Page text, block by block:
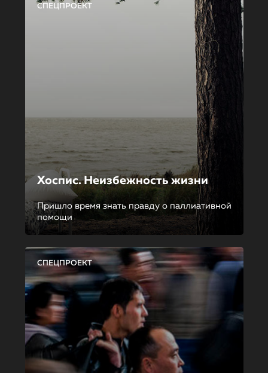
СПЕЦПРОЕКТ
Хоспис. Неизбежность жизни
Пришло время знать правду о паллиативной
помощи
СПЕЦПРОЕКТ